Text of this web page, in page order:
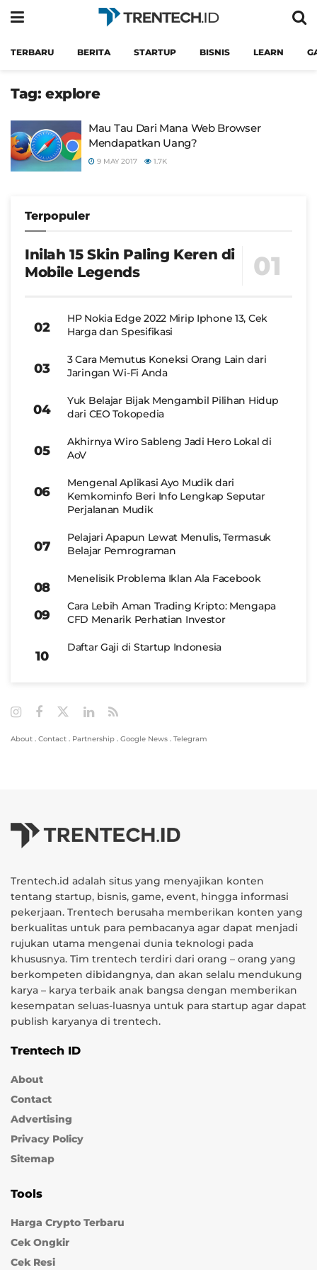
TERBARU BERITA STARTUP BISNIS LEARN
Tag: explore
Mau Tau Dari Mana Web Browser
Mendapatkan Uang?
9 MAY 2017 1.7K
Terpopuler
Inilah 15 Skin Paling Keren di
Mobile Legends
HP Nokia Edge 2022 Mirip Iphone 13, Cek
Harga dan Spesifikasi
3 Cara Memutus Koneksi Orang Lain dari
Jaringan Wi-Fi Anda
Yuk Belajar Bijak Mengambil Pilihan Hidup
dari CEO Tokopedia
Akhirnya Wiro Sableng Jadi Hero Lokal di
AoV
Mengenal Aplikasi Ayo Mudik dari
Kemkominfo Beri Info Lengkap Seputar
Perjalanan Mudik
Pelajari Apapun Lewat Menulis, Termasuk
Belajar Pemrograman
Menelisik Problema Iklan Ala Facebook
Cara Lebih Aman Trading Kripto: Mengapa
CFD Menarik Perhatian Investor
Daftar Gaji di Startup Indonesia
About . Contact . Partnership . Google News . Telegram
Trentech.id adalah situs yang menyajikan konten
tentang startup, bisnis, game, event, hingga informasi
pekerjaan. Trentech berusaha memberikan konten yang
berkualitas untuk para pembacanya agar dapat menjadi
rujukan utama mengenai dunia teknologi pada
khususnya. Tim trentech terdiri dari orang – orang yang
berkompeten dibidangnya, dan akan selalu mendukung
karya – karya terbaik anak bangsa dengan memberikan
kesempatan seluas-luasnya untuk para startup agar dapat
publish karyanya di trentech.
Trentech ID
About
Contact
Advertising
Privacy Policy
Sitemap
Tools
Harga Crypto Terbaru
Cek Ongkir
Cek Resi